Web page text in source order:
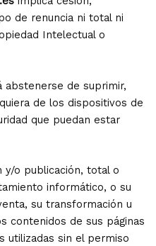
de renuncia ni total ni
Intelectual o
abstenerse de suprimir,
de los dispositivos de
que puedan estar
o publicación, total o
informático, o su
su transformación u
contenidos de sus páginas
utilizadas sin el permiso